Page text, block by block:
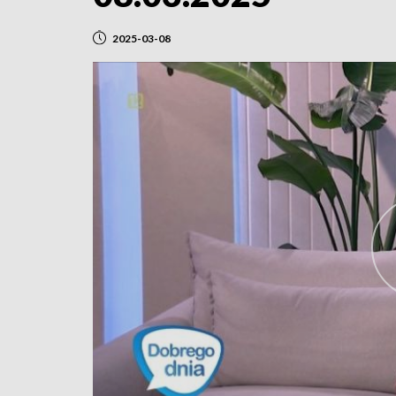
2025-03-08